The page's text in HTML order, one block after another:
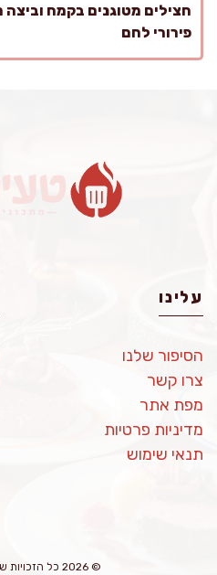
פירורי לחם
עלינו
הסיפור שלנו
צרו קשר
מפת אתר
מדיניות פרטיות
תנאי שימוש
© 2026 כל הזכויות שמורות לטעימתא